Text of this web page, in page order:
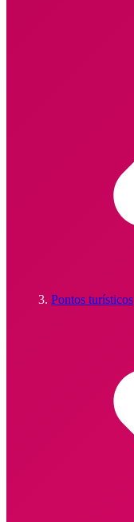
Pontos turísticos